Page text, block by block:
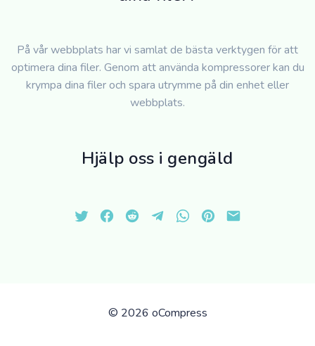
På vår webbplats har vi samlat de bästa verktygen för att
optimera dina filer. Genom att använda kompressorer kan du
krympa dina filer och spara utrymme på din enhet eller
webbplats.
Hjälp oss i gengäld
© 2026 oCompress